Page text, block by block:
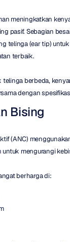
meningkatkan
pasif. Sebagian
telinga (ear tip)
terbaik.
telinga berbeda,
dengan
Bising
(ANC)
untuk mengurangi
berharga di: